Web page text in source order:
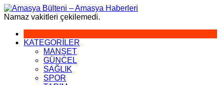
Skip
to
Namaz vakitleri çekilemedi.
KATEGORİLER
MANŞET
GÜNCEL
SAĞLIK
SPOR